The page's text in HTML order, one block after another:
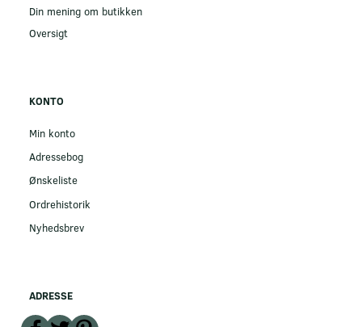
Din mening om butikken
Oversigt
KONTO
Min konto
Adressebog
Ønskeliste
Ordrehistorik
Nyhedsbrev
ADRESSE